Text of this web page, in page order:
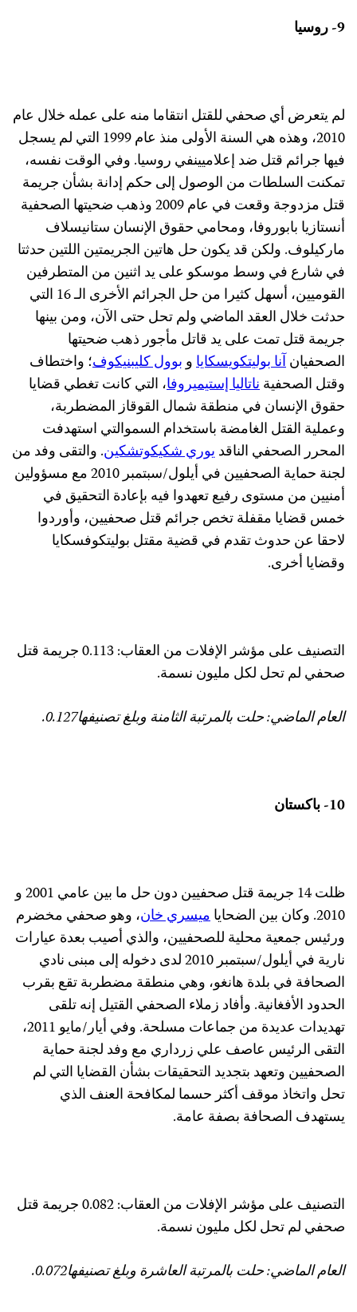
لم يتعرض أي صحفي للقتل انتقاما منه على عمله خلال عام
2010، وهذه هي السنة الأولى منذ عام 1999 التي لم يسجل
فيها جرائم قتل ضد إعلاميينفي روسيا. وفي الوقت نفسه،
تمكنت السلطات من الوصول إلى حكم إدانة بشأن جريمة
قتل مزدوجة وقعت في عام 2009 وذهب ضحيتها الصحفية
أنستازيا بابوروفا، ومحامي حقوق الإنسان ستانيسلاف
ماركيلوف. ولكن قد يكون حل هاتين الجريمتين اللتين حدثتا
في شارع في وسط موسكو على يد اثنين من المتطرفين
القوميين، أسهل كثيرا من حل الجرائم الأخرى الـ 16 التي
حدثت خلال العقد الماضي ولم تحل حتى الآن، ومن بينها
جريمة قتل تمت على يد قاتل مأجور ذهب ضحيتها
الصحفيانآنا بوليتكويسكاياوبوول كليبنيكوف؛ واختطاف
وقتل الصحفيةناتاليا إستيميروفا، التي كانت تغطي قضايا
حقوق الإنسان في منطقة شمال القوقاز المضطربة،
وعملية القتل الغامضة باستخدام السموالتي استهدفت
المحرر الصحفي الناقديوري شكيكوتشكين. والتقى وفد من
لجنة حماية الصحفيين في أيلول/سبتمبر 2010 مع مسؤولين
أمنيين من مستوى رفيع تعهدوا فيه بإعادة التحقيق في
خمس قضايا مقفلة تخص جرائم قتل صحفيين، وأوردوا
لاحقا عن حدوث تقدم في قضية مقتل بوليتكوفسكايا
وقضايا أخرى.
التصنيف على مؤشر الإفلات من العقاب: 0.113 جريمة قتل
صحفي لم تحل لكل مليون نسمة.
العام الماضي: حلت بالمرتبة الثامنة وبلغ تصنيفها0.127.
10- باكستان
ظلت 14 جريمة قتل صحفيين دون حل ما بين عامي 2001 و
2010. وكان بين الضحايا
ميسري خان، وهو صحفي مخضرم
ورئيس جمعية محلية للصحفيين، والذي أصيب بعدة عيارات
نارية في أيلول/سبتمبر 2010 لدى دخوله إلى مبنى نادي
الصحافة في بلدة هانغو، وهي منطقة مضطربة تقع بقرب
الحدود الأفغانية. وأفاد زملاء الصحفي القتيل إنه تلقى
تهديدات عديدة من جماعات مسلحة. وفي أيار/مايو 2011،
التقى الرئيس عاصف علي زرداري مع وفد لجنة حماية
الصحفيين وتعهد بتجديد التحقيقات بشأن القضايا التي لم
تحل واتخاذ موقف أكثر حسما لمكافحة العنف الذي
يستهدف الصحافة بصفة عامة.
التصنيف على مؤشر الإفلات من العقاب: 0.082 جريمة قتل
صحفي لم تحل لكل مليون نسمة.
العام الماضي: حلت بالمرتبة العاشرة وبلغ تصنيفها0.072.